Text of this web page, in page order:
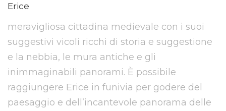
Erice
meravigliosa cittadina medievale con i suoi
suggestivi vicoli ricchi di storia e suggestione
e la nebbia, le mura antiche e gli
inimmaginabili panorami. È possibile
raggiungere Erice in funivia per godere del
paesaggio e dell’incantevole panorama delle